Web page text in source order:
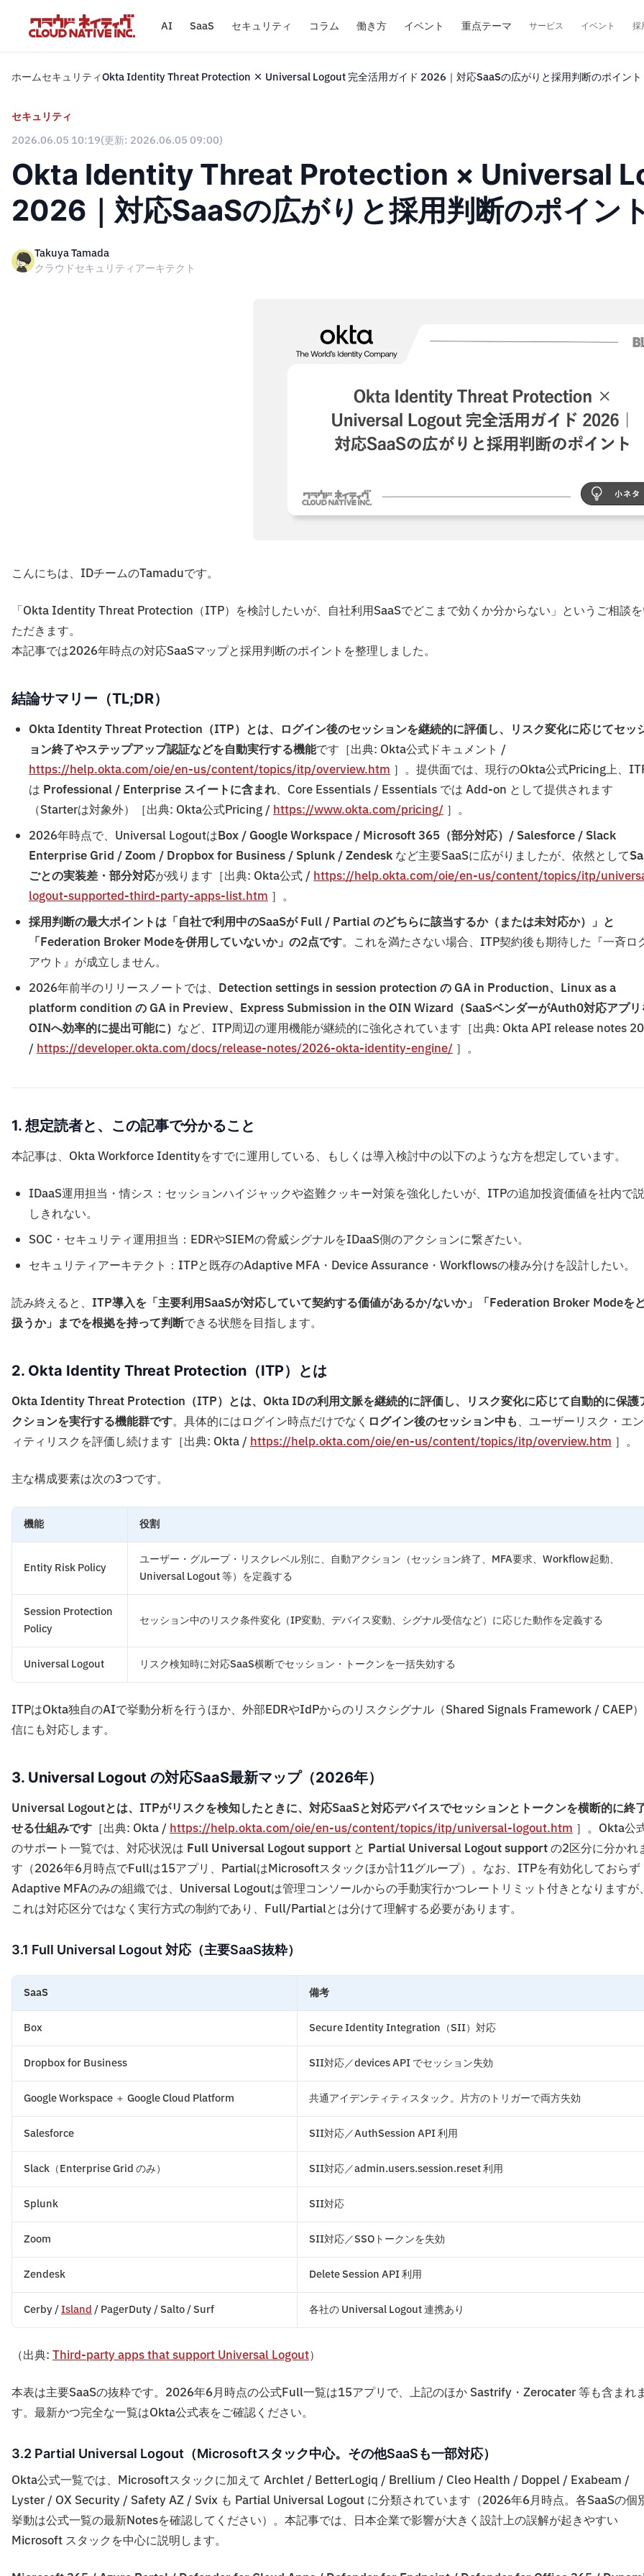
AI SaaS セキュリティ コラム 働き方 イベント 重点テーマ サービス イベント 採
ホームセキュリティOkta Identity Threat Protection × Universal Logout 完全活用ガイド 2026｜対応SaaSの広がりと採用判断のポイント
セキュリティ
2026.06.05 10:19(更新: 2026.06.05 09:00)
Okta Identity Threat Protection × Universal
2026｜対応SaaSの広がりと採用判断のポイン
Takuya Tamada
クラウドセキュリティアーキテクト
こんにちは、IDチームのTamaduです。
「Okta Identity Threat Protection（ITP）を検討したいが、自社利用SaaSでどこまで効くか分からない」というご相談
ただきます。
本記事では2026年時点の対応SaaSマップと採用判断のポイントを整理しました。
結論サマリー（TL;DR）
Okta Identity Threat Protection（ITP）とは、ログイン後のセッションを継続的に評価し、リスク変化に応じてセッ
ョン終了やステップアップ認証などを自動実行する機能です［出典: Okta公式ドキュメント /
https://help.okta.com/oie/en-us/content/topics/itp/overview.htm ］。提供面では、現行のOkta公式Pricing上、
は Professional / Enterprise スイートに含まれ、Core Essentials / Essentials では Add-on として提供されます
（Starterは対象外）［出典: Okta公式Pricing /https://www.okta.com/pricing/ ］。
2026年時点で、Universal LogoutはBox / Google Workspace / Microsoft 365（部分対応）/ Salesforce / Slack
Enterprise Grid / Zoom / Dropbox for Business / Splunk / Zendesk など主要SaaSに広がりましたが、依然として
ごとの実装差・部分対応が残ります［出典: Okta公式 /https://help.okta.com/oie/en-us/content/topics/itp/
logout-supported-third-party-apps-list.htm ］。
採用判断の最大ポイントは「自社で利用中のSaaSが Full / Partial のどちらに該当するか（または未対応か）」と
「Federation Broker Modeを併用していないか」の2点です。これを満たさない場合、ITP契約後も期待した『一斉ロ
アウト』が成立しません。
2026年前半のリリースノートでは、 Detection settings in session protection の GA in Production、Linux as a
platform condition の GA in Preview、 Express Submission in the OIN Wizard（SaaSベンダーがAuth0対応アプリ
OINへ効率的に提出可能に） など、ITP周辺の運用機能が継続的に強化されています［出典: Okta API release notes
/https://developer.okta.com/docs/release-notes/2026-okta-identity-engine/ ］。
1. 想定読者と、この記事で分かること
本記事は、Okta Workforce Identityをすでに運用している、もしくは導入検討中の以下のような方を想定しています。
IDaaS運用担当・情シス：セッションハイジャックや盗難クッキー対策を強化したいが、ITPの追加投資価値を社内で
しきれない。
SOC・セキュリティ運用担当：EDRやSIEMの脅威シグナルをIDaaS側のアクションに繋ぎたい。
セキュリティアーキテクト：ITPと既存のAdaptive MFA・Device Assurance・Workflowsの棲み分けを設計したい。
読み終えると、 ITP導入を「主要利用SaaSが対応していて契約する価値があるか/ないか」「Federation Broker Modeを
扱うか」までを根拠を持って判断できる状態を目指します。
2. Okta Identity Threat Protection（ITP）とは
Okta Identity Threat Protection（ITP）とは、Okta IDの利用文脈を継続的に評価し、リスク変化に応じて自動的に保護
クションを実行する機能群です。具体的にはログイン時点だけでなく ログイン後のセッション中も、ユーザーリスク・エ
ィティリスクを評価し続けます［出典: Okta /https://help.okta.com/oie/en-us/content/topics/itp/overview.htm ］。
主な構成要素は次の3つです。
機能 役割
Entity Risk Policy
ユーザー・グループ・リスクレベル別に、自動アクション（セッション終了、MFA要求、Workflow起動、
Universal Logout 等）を定義する
Session Protection
Policy
セッション中のリスク条件変化（IP変動、デバイス変動、シグナル受信など）に応じた動作を定義する
Universal Logout リスク検知時に対応SaaS横断でセッション・トークンを一括失効する
ITPはOkta独自のAIで挙動分析を行うほか、外部EDRやIdPからのリスクシグナル（Shared Signals Framework / CAEP
信にも対応します。
3. Universal Logout の対応SaaS最新マップ（2026年）
Universal Logoutとは、ITPがリスクを検知したときに、対応SaaSと対応デバイスでセッションとトークンを横断的に終
せる仕組みです ［出典: Okta /https://help.okta.com/oie/en-us/content/topics/itp/universal-logout.htm ］。Okta公
のサポート一覧では、対応状況は Full Universal Logout support と Partial Universal Logout supportの2区分に分かれ
す（2026年6月時点でFullは15アプリ、PartialはMicrosoftスタックほか計11グループ）。なお、ITPを有効化しておらず
Adaptive MFAのみの組織では、Universal Logoutは管理コンソールからの手動実行かつレートリミット付きとなりますが
これは対応区分ではなく実行方式の制約であり、Full/Partialとは分けて理解する必要があります。
3.1 Full Universal Logout 対応（主要SaaS抜粋）
SaaS 備考
Box Secure Identity Integration（SII）対応
Dropbox for Business SII対応／devices API でセッション失効
Google Workspace ＋ Google Cloud Platform 共通アイデンティティスタック。片方のトリガーで両方失効
Salesforce SII対応／AuthSession API 利用
Slack（Enterprise Grid のみ） SII対応／admin.users.session.reset 利用
Splunk SII対応
Zoom SII対応／SSOトークンを失効
Zendesk Delete Session API 利用
Cerby /Island/ PagerDuty / Salto / Surf 各社の Universal Logout 連携あり
（出典: Third-party apps that support Universal Logout）
本表は主要SaaSの抜粋です。2026年6月時点の公式Full一覧は15アプリで、上記のほか Sastrify・Zerocater 等も含まれ
す。最新かつ完全な一覧はOkta公式表をご確認ください。
3.2 Partial Universal Logout（Microsoftスタック中心。その他SaaSも一部対応）
Okta公式一覧では、Microsoftスタックに加えて Archlet / BetterLogiq / Brellium / Cleo Health / Doppel / Exabeam /
Lyster / OX Security / Safety AZ / Svix も Partial Universal Logout に分類されています（2026年6月時点。各SaaSの個
挙動は公式一覧の最新Notesを確認してください）。本記事では、日本企業で影響が大きく設計上の誤解が起きやすい
Microsoft スタックを中心に説明します。